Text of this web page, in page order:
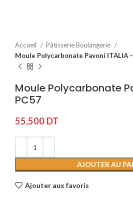
Accueil
Pâtisserie Boulangerie
Moule Polycarbonate Pavoni ITALIA
Moule Polycarbonate
PC57
55,500 DT
AJOUTER AU
Ajouter aux favoris